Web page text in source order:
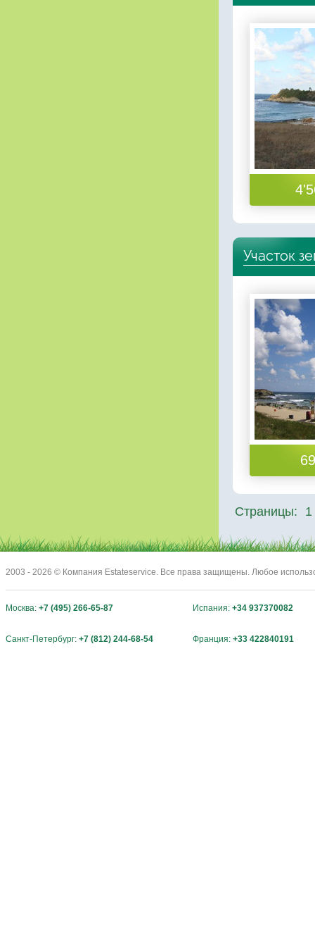
Участок
Страницы: 1
2003 - 2026 © Компания Estateservice. Все права защищены. Любое
Москва: +7 (495) 266-65-87 Испания: +34 937370082
Санкт-Петербург: +7 (812) 244-68-54 Франция: +33 422840191